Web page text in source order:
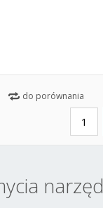
do porównania